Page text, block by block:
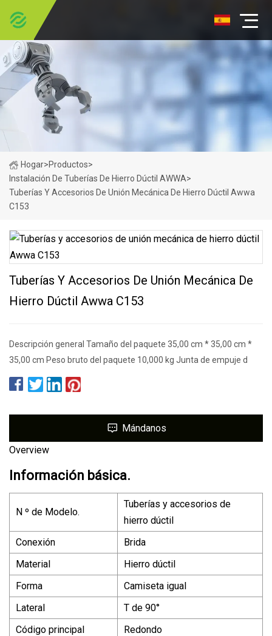
Hogar>Productos>
Instalación De Tuberías De Hierro Dúctil AWWA>
Tuberías Y Accesorios De Unión Mecánica De Hierro Dúctil Awwa
C153
Tuberías Y Accesorios De Unión Mecánica De
Hierro Dúctil Awwa C153
Descripción general Tamaño del paquete 35,00 cm * 35,00 cm *
35,00 cm Peso bruto del paquete 10,000 kg Junta de empuje d
Mándanos
Overview
Información básica.
N º de Modelo.
Tuberías y accesorios de
hierro dúctil
Conexión
Brida
Material
Hierro dúctil
Forma
Camiseta igual
Lateral
T de 90°
Código principal
Redondo